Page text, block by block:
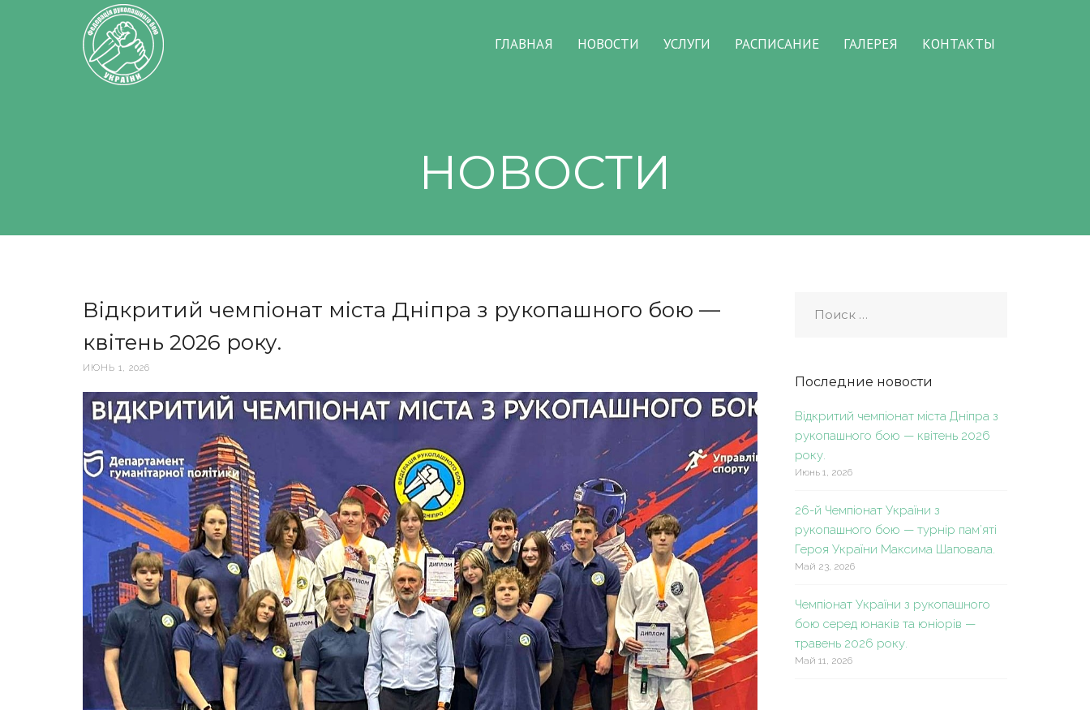
ГЛАВНАЯ НОВОСТИ УСЛУГИ РАСПИСАНИЕ ГАЛЕРЕЯ КОНТАКТЫ
НОВОСТИ
Відкритий чемпіонат міста Дніпра з рукопашного бою —
квітень 2026 року.
ИЮНЬ 1, 2026
Последние новости
Відкритий чемпіонат міста Дніпра з
рукопашного бою — квітень 2026
року.
Июнь 1, 2026
26-й Чемпіонат України з
рукопашного бою — турнір пам’яті
Героя України Максима Шаповала.
Май 23, 2026
Чемпіонат України з рукопашного
бою серед юнаків та юніорів —
травень 2026 року.
Май 11, 2026